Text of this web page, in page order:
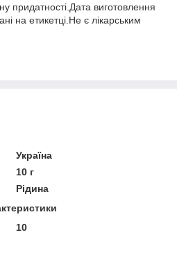
придатності.Дата виготовлення
на етикетці.Не є лікарським
Україна
10 г
Рідина
10